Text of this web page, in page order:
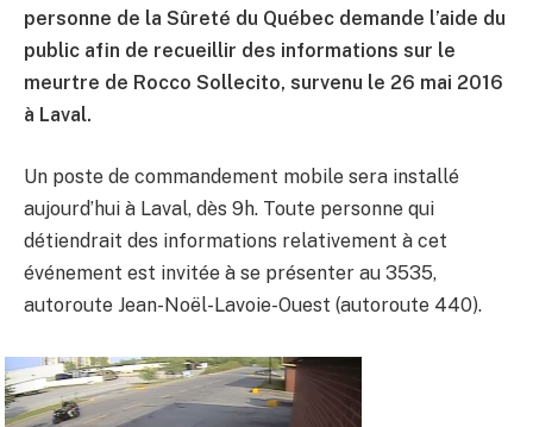
personne de la Sûreté du Québec demande l’aide du
public afin de recueillir des informations sur le
meurtre de Rocco Sollecito, survenu le 26 mai 2016
à Laval.
Un poste de commandement mobile sera installé
aujourd’hui à Laval, dès 9h. Toute personne qui
détiendrait des informations relativement à cet
événement est invitée à se présenter au 3535,
autoroute Jean-Noël-Lavoie-Ouest (autoroute 440).